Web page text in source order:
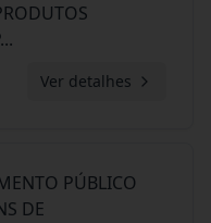
...
Ver detalhes
PÚBLICO
DE